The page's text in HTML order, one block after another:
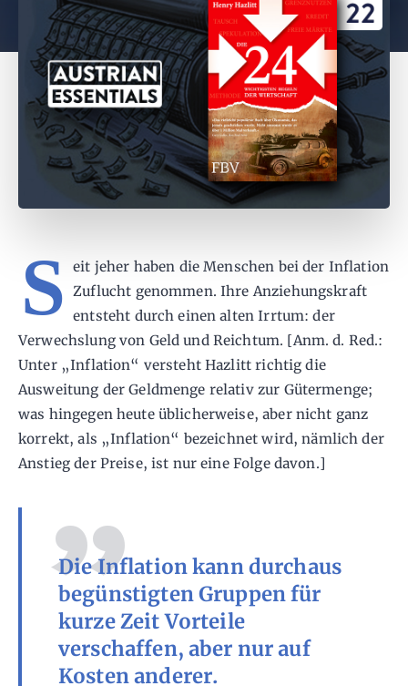
S eit jeher haben die Menschen bei der Inflation
Zuflucht genommen. Ihre Anziehungskraft
entsteht durch einen alten Irrtum: der
Verwechslung von Geld und Reichtum. [Anm. d. Red.:
Unter „Inflation“ versteht Hazlitt richtig die
Ausweitung der Geldmenge relativ zur Gütermenge;
was hingegen heute üblicherweise, aber nicht ganz
korrekt, als „Inflation“ bezeichnet wird, nämlich der
Anstieg der Preise, ist nur eine Folge davon.]
Die Inflation kann durchaus
begünstigten Gruppen für
kurze Zeit Vorteile
verschaffen, aber nur auf
Kosten anderer.